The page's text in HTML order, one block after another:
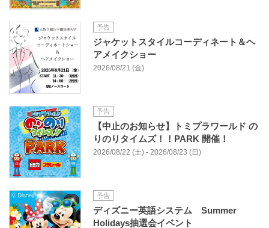
予告
ジャケットスタイルコーディネート＆ヘ
アメイクショー
2026/08/21 (金)
予告
【中止のお知らせ】トミプラワールド の
りのりタイムズ！！PARK 開催！
2026/08/22 (土) - 2026/08/23 (日)
予告
ディズニー英語システム Summer
Holidays抽選会イベント